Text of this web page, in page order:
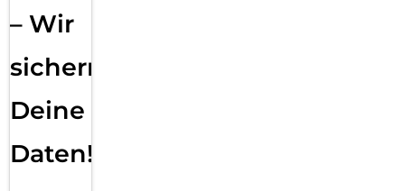
– Wir
sichern
Deine
Daten!